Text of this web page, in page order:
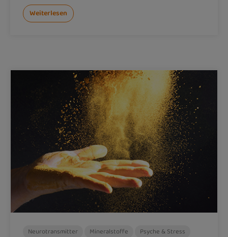
Weiterlesen
Neurotransmitter Mineralstoffe
Psyche & Stress